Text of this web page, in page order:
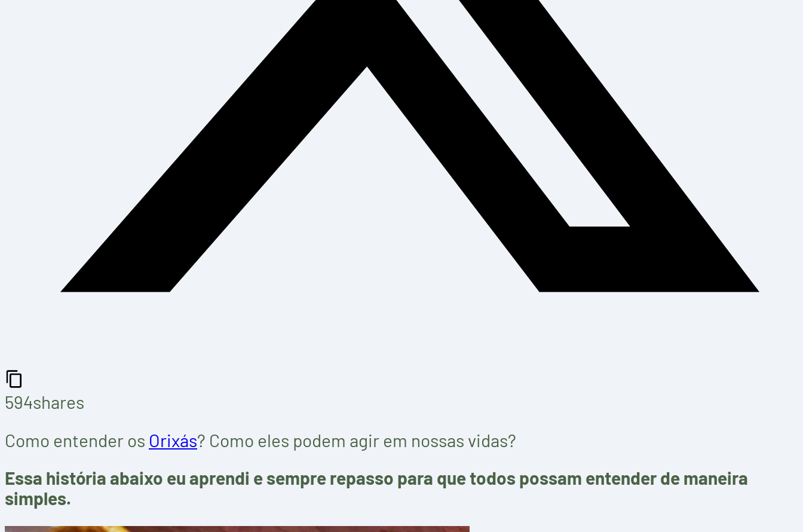
594shares
Como entender os Orixás? Como eles podem agir em nossas vidas?
Essa história abaixo eu aprendi e sempre repasso para que todos possam entender de maneira
simples.